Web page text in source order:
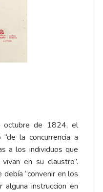
de 1824, el
la concurrencia a
a los individuos que
en su claustro”.
“convenir en los
alguna instruccion en